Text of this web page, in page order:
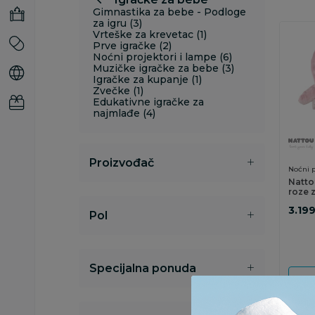
Gimnastika za bebe - Podloge
za igru (3)
Vrteške za krevetac (1)
Prve igračke (2)
Noćni projektori i lampe (6)
Muzičke igračke za bebe (3)
Igračke za kupanje (1)
Zvečke (1)
Edukativne igračke za
najmlađe (4)
Proizvođač
Pol
Specijalna ponuda
Noćni
roze